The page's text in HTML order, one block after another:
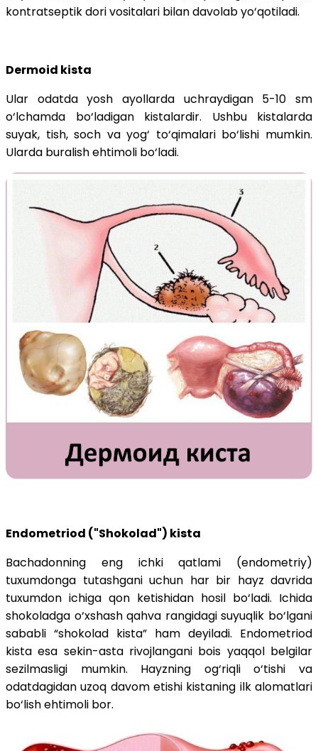
kontratseptik dori vositalari bilan davolab yo‘qotiladi.
Dermoid kista
Ular odatda yosh ayollarda uchraydigan 5-10 sm
o‘lchamda bo‘ladigan kistalardir. Ushbu kistalarda
suyak, tish, soch va yog‘ to‘qimalari bo‘lishi mumkin.
Ularda buralish ehtimoli bo‘ladi.
Endometriod ("Shokolad") kista
Bachadonning eng ichki qatlami (endometriy)
tuxumdonga tutashgani uchun har bir hayz davrida
tuxumdon ichiga qon ketishidan hosil bo‘ladi. Ichida
shokoladga o‘xshash qahva rangidagi suyuqlik bo‘lgani
sababli “shokolad kista” ham deyiladi. Endometriod
kista esa sekin-asta rivojlangani bois yaqqol belgilar
sezilmasligi mumkin. Hayzning og‘riqli o‘tishi va
odatdagidan uzoq davom etishi kistaning ilk alomatlari
bo‘lish ehtimoli bor.